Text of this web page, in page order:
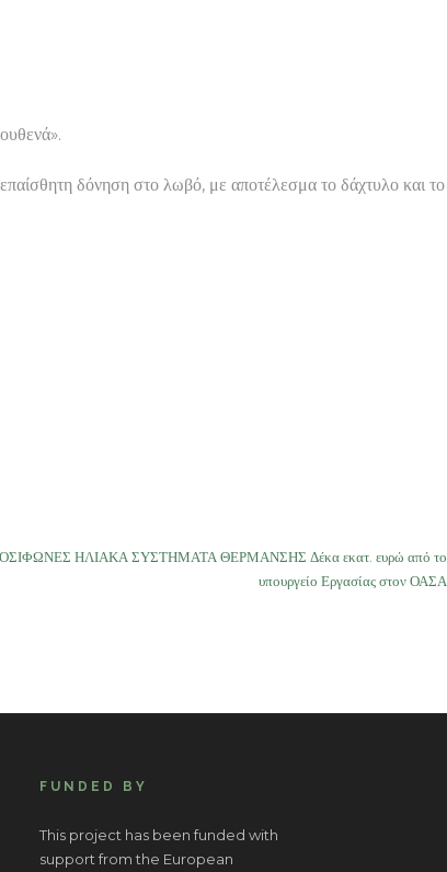
δόνηση στο λωβό, με αποτέλεσμα το δάχτυλο και το
ΗΛΙΑΚΑ ΣΥΣΤΗΜΑΤΑ ΘΕΡΜΑΝΣΗΣ Δέκα εκατ. ευρώ από το
υπουργείο Εργασίας στον ΟΑΣΑ
FUNDED BY
This project has been funded with
support from the European